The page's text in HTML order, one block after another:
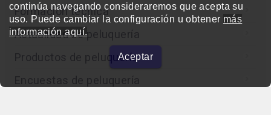
continúa navegando consideraremos que acepta su
uso. Puede cambiar la configuración u obtener más
información aquí.
Aceptar
Formación técnica
Actualidad de peluquería
Productos de peluquería
Encuestas de peluquería